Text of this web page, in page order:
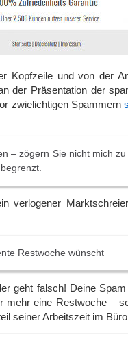
Kopfzeile und von der
der Präsentation der
zwielichtigen Spammern
– zögern Sie nicht mich
verlogener
Restwoche wünscht
geht falsch! Deine
mehr eine Restwoche –
seiner Arbeitszeit im